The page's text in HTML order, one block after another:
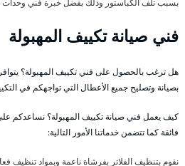
بسبب تلف الكباستور وذلك بفضل خبرة فني وحدات
فني صيانة تكييف المهبولة
هل ترغب بالحصول على فني تكييف المهبولة؟
بصيانة وتصليح جميع الأعطال التي تواجهكم في
كيف يعمل فني صيانة تكييف المهبولة؟ نساعدكم
فائقة كما تتضمن خدماتنا الأمور التالية:
نقوم بتنظيف الفلاتر بفرشاة ناعمة وبمواد تنظيف